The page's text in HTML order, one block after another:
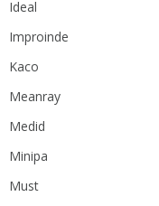
Ideal
Improinde
Kaco
Meanray
Medid
Minipa
Must